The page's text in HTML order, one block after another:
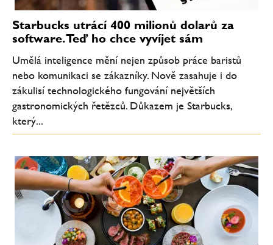
Starbucks utrácí 400 milionů dolarů za
software. Teď ho chce vyvíjet sám
Umělá inteligence mění nejen způsob práce baristů
nebo komunikaci se zákazníky. Nově zasahuje i do
zákulisí technologického fungování největších
gastronomických řetězců. Důkazem je Starbucks,
který...